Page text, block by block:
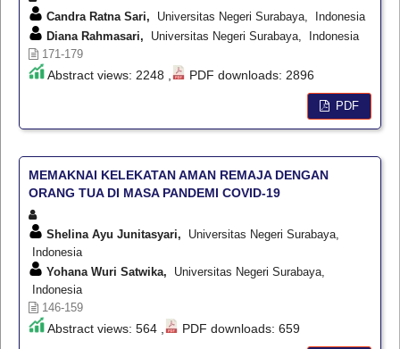
Candra Ratna Sari, Universitas Negeri Surabaya, Indonesia
Diana Rahmasari, Universitas Negeri Surabaya, Indonesia
171-179
Abstract views: 2248 , PDF downloads: 2896
PDF
MEMAKNAI KELEKATAN AMAN REMAJA DENGAN
ORANG TUA DI MASA PANDEMI COVID-19
Shelina Ayu Junitasyari, Universitas Negeri Surabaya,
Indonesia
Yohana Wuri Satwika, Universitas Negeri Surabaya,
Indonesia
146-159
Abstract views: 564 , PDF downloads: 659